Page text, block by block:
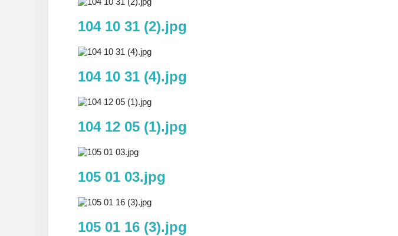
104 10 31 (2).jpg
104 10 31 (4).jpg
104 12 05 (1).jpg
105 01 03.jpg
105 01 16 (3).jpg